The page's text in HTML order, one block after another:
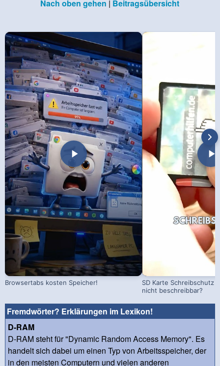
Nach oben gehen | Beitragsübersicht
Browsertabs kosten Speicher!
SD Karte Schreibschutz
nicht beschreibbar?
Fremdwörter? Erklärungen im Lexikon!
D-RAM
D-RAM steht für "Dynamic Random Access Memory". Es
handelt sich dabei um einen Typ von Arbeitsspeicher, der
in den meisten Computern und vielen anderen